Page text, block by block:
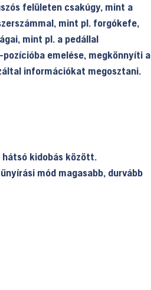
felületen csakúgy, mint a
mint pl. forgókefe,
mint pl. a pedállal
emelése, megkönnyíti a
információkat megosztani.
hátsó kidobás között.
mód magasabb, durvább